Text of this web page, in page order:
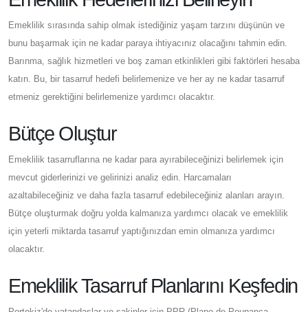
Emeklilik sırasında sahip olmak istediğiniz yaşam tarzını düşünün ve
bunu başarmak için ne kadar paraya ihtiyacınız olacağını tahmin edin.
Barınma, sağlık hizmetleri ve boş zaman etkinlikleri gibi faktörleri hesaba
katın. Bu, bir tasarruf hedefi belirlemenize ve her ay ne kadar tasarruf
etmeniz gerektiğini belirlemenize yardımcı olacaktır.
Bütçe Oluştur
Emeklilik tasarruflarına ne kadar para ayırabileceğinizi belirlemek için
mevcut giderlerinizi ve gelirinizi analiz edin. Harcamaları
azaltabileceğiniz ve daha fazla tasarruf edebileceğiniz alanları arayın.
Bütçe oluşturmak doğru yolda kalmanıza yardımcı olacak ve emeklilik
için yeterli miktarda tasarruf yaptığınızdan emin olmanıza yardımcı
olacaktır.
Emeklilik Tasarruf Planlarını Keşfedin